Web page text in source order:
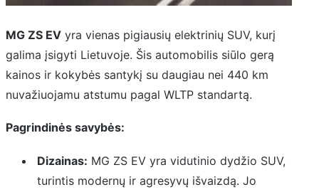
MG ZS EV yra vienas pigiausių elektrinių SUV, kurį
galima įsigyti Lietuvoje. Šis automobilis siūlo gerą
kainos ir kokybės santykį su daugiau nei 440 km
nuvažiuojamu atstumu pagal WLTP standartą.
Pagrindinės savybės:
Dizainas: MG ZS EV yra vidutinio dydžio SUV,
turintis modernų ir agresyvų išvaizdą. Jo